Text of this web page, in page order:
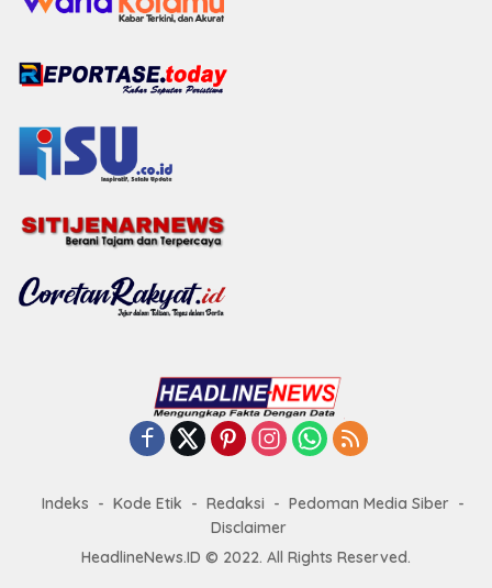
Indeks Kode Etik Redaksi
Pedoman Media Siber
Disclaimer
HeadlineNews.ID © 2022. All Rights Reserved.